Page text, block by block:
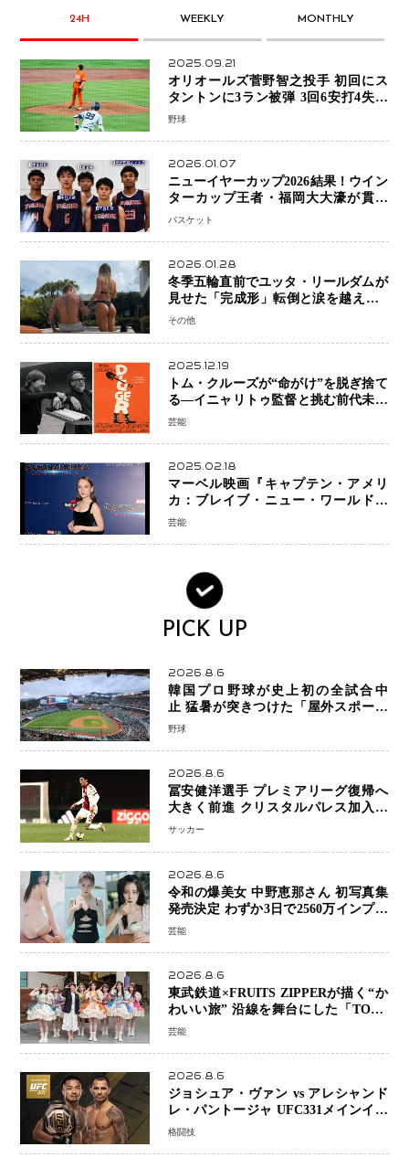
24H WEEKLY MONTHLY
2025.09.21
オリオールズ菅野智之投手 初回にス
タントンに3ラン被弾 3回6安打4失点
で降板
野球
2026.01.07
ニューイヤーカップ2026結果！ウイン
ターカップ王者・福岡大大濠が貫禄
V！ 東山は“背番号継承”で新たな物語
バスケット
2026.01.28
冬季五輪直前でユッタ・リールダムが
見せた「完成形」転倒と涙を越えて─
ミラノで金を狙うオランダ女王の現在
その他
2025.12.19
トム・クルーズが“命がけ”を脱ぎ捨て
る―イニャリトゥ監督と挑む前代未聞
の大惨事コメディ「DIGGER ディガ
芸能
2025.02.18
マーベル映画『キャプテン・アメリ
カ：ブレイブ・ニュー・ワールド』
新ブラック・ウィドウ役のシラ・ハー
芸能
PICK UP
2026.8.6
韓国プロ野球が史上初の全試合中
止 猛暑が突きつけた「屋外スポーツ
の限界」 日本発のドーム型施設時代
野球
2026.8.6
冨安健洋選手 プレミアリーグ復帰へ
大きく前進 クリスタルパレス加入目
前 メディカルチェックも通過
サッカー
2026.8.6
令和の爆美女 中野恵那さん 初写真集
発売決定 わずか3日で2560万インプレ
ッションを記録した話題の美貌を凝縮
芸能
2026.8.6
東武鉄道×FRUITS ZIPPERが描く“か
わいい旅” 沿線を舞台にした「TOBU
KAWAII PROJECT」が開幕
芸能
2026.8.6
ジョシュア・ヴァン vs アレシャンド
レ・パントージャ UFC331メインイベ
ントで再戦決定 「完全決着」に世界
格闘技